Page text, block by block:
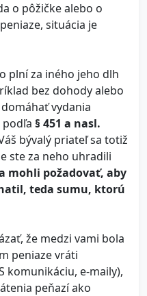
o pôžičke alebo o
situácia je
plní za iného jeho dlh
bez dohody alebo
vydania
§ 451 a nasl.
bývalý priateľ sa totiž
ste za neho uhradili
mohli požadovať, aby
teda sumu, ktorú
že medzi vami bola
peniaze vráti
komunikáciu, e-maily),
peňazí ako